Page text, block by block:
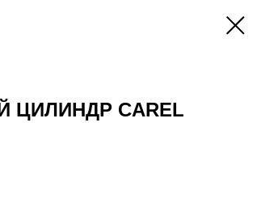
ЦИЛИНДР CAREL